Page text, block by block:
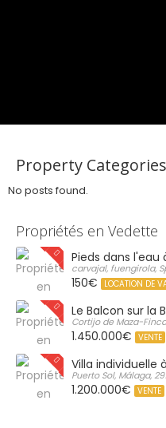
Property
No posts found.
Propriétés en Vedette
Pieds dans l'eau
carvajal, fuengirola,
150€ LOCATION DE
Le Balcon sur la
Cortijo de Maza-
1.450.000€ VENTE
Villa individuelle
Puerto Sol, Málaga,
1.200.000€ VENTE